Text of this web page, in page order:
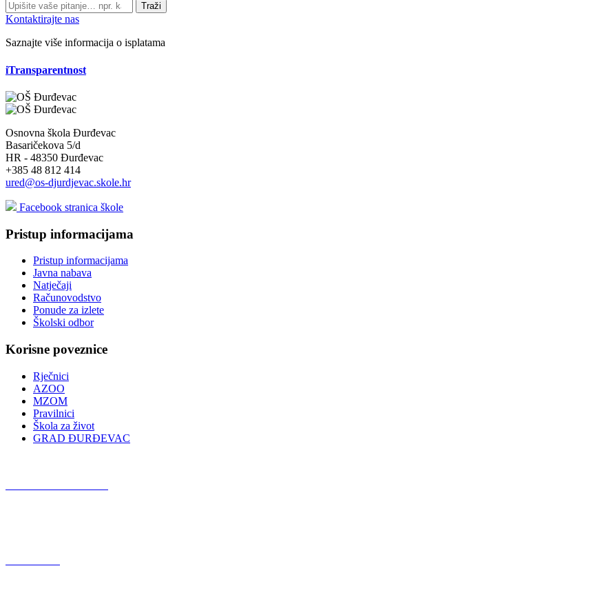
Traži
Kontaktirajte nas
Saznajte više informacija o isplatama
iTransparentnost
Osnovna škola Đurđevac
Basaričekova 5/d
HR - 48350 Đurđevac
+385 48 812 414
ured@os-djurdjevac.skole.hr
Facebook stranica škole
Pristup informacijama
Pristup informacijama
Javna nabava
Natječaji
Računovodstvo
Ponude za izlete
Školski odbor
Korisne poveznice
Rječnici
AZOO
MZOM
Pravilnici
Škola za život
GRAD ĐURĐEVAC